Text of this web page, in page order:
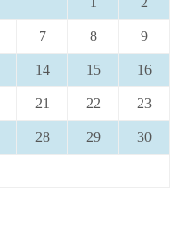
7 8 9
14 15 16
21 22 23
28 29 30